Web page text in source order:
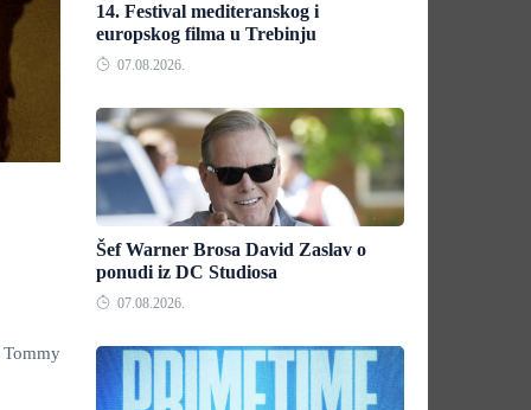
14. Festival mediteranskog i
europskog filma u Trebinju
07.08.2026.
Šef Warner Brosa David Zaslav o
ponudi iz DC Studiosa
07.08.2026.